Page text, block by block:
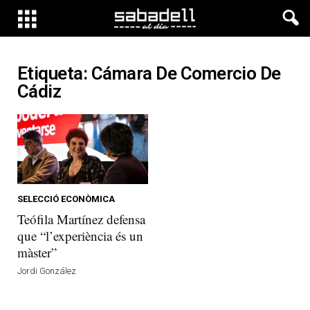
Etiqueta: Cámara De Comercio De
Cádiz
SELECCIÓ ECONÒMICA
Teófila Martínez defensa
que “l’experiència és un
màster”
Jordi González